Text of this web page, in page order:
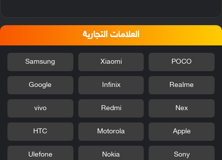
العلامات التجارية
POCO
Xiaomi
Samsung
Realme
Infinix
Google
Nex
Redmi
vivo
Apple
Motorola
HTC
Sony
Nokia
Ulefone